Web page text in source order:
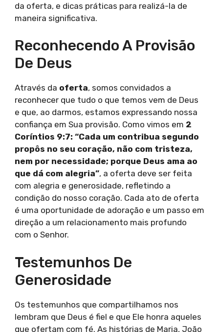
da oferta, e dicas práticas para realizá-la de
maneira significativa.
Reconhecendo A Provisão
De Deus
Através da oferta, somos convidados a
reconhecer que tudo o que temos vem de Deus
e que, ao darmos, estamos expressando nossa
confiança em Sua provisão. Como vimos em 2
Coríntios 9:7: “Cada um contribua segundo
propôs no seu coração, não com tristeza,
nem por necessidade; porque Deus ama ao
que dá com alegria”, a oferta deve ser feita
com alegria e generosidade, refletindo a
condição do nosso coração. Cada ato de oferta
é uma oportunidade de adoração e um passo em
direção a um relacionamento mais profundo
com o Senhor.
Testemunhos De
Generosidade
Os testemunhos que compartilhamos nos
lembram que Deus é fiel e que Ele honra aqueles
que ofertam com fé. As histórias de Maria, João